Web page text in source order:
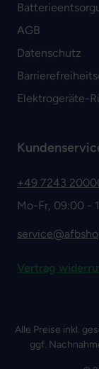
AGB
Datenschutz
Elektrogeräte-
+49 7243
Mo-Fr, 09:00 -
Vertrag
Alle Preise inkl.
ggf.